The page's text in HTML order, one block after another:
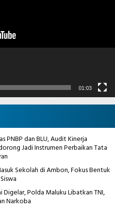
01:03
dan BLU, Audit Kinerja
Jadi Instrumen Perbaikan Tata
Sekolah di Ambon, Fokus Bentuk
Polda Maluku Libatkan TNI,
Narkoba